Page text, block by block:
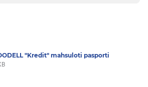
"Kredit" mahsuloti pasporti